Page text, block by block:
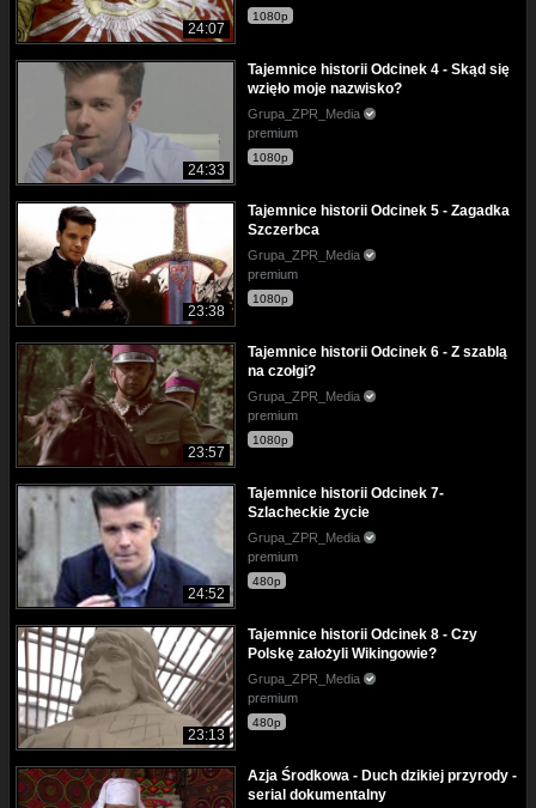
24:07
1080p
24:33
Tajemnice historii Odcinek 4 - Skąd się
wzięło moje nazwisko?
Grupa_ZPR_Media
premium
1080p
23:38
Tajemnice historii Odcinek 5 - Zagadka
Szczerbca
Grupa_ZPR_Media
premium
1080p
23:57
Tajemnice historii Odcinek 6 - Z szablą
na czołgi?
Grupa_ZPR_Media
premium
1080p
24:52
Tajemnice historii Odcinek 7-
Szlacheckie życie
Grupa_ZPR_Media
premium
480p
23:13
Tajemnice historii Odcinek 8 - Czy
Polskę założyli Wikingowie?
Grupa_ZPR_Media
premium
480p
Azja Środkowa - Duch dzikiej przyrody -
serial dokumentalny